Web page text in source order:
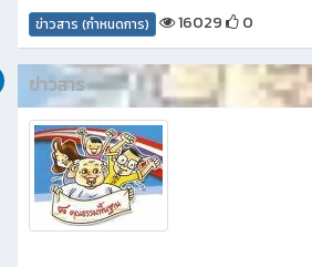
ข่าวสาร (กำหนดการ) 16029 0
ข่าวสาร